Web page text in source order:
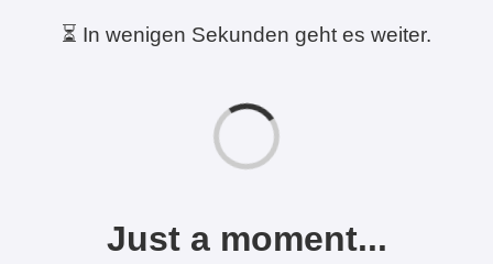
⏳ In wenigen Sekunden geht es weiter.
Just a moment...